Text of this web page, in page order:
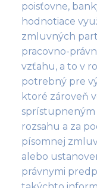
poisťovne,
hodnotiace
zmluvných
pracovno-
vzťahu, a to v
potrebný pre
ktoré zároveň
rozsahu a za
písomnej
alebo
právnymi